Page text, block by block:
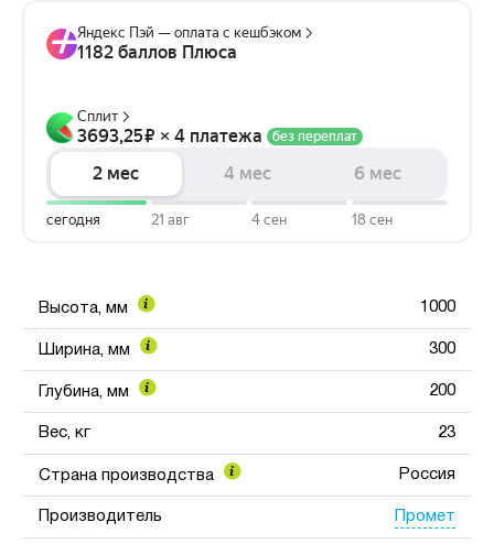
Высота, мм 1000
Ширина, мм 300
Глубина, мм 200
Вес, кг 23
Страна производства Россия
Производитель Промет